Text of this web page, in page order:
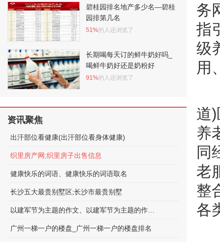
务
指
级
用
道
养
同
老
整
各
碧桂园排名地产多少名—碧桂
园排第几名
51%的人还浏览了
长期喝每天订的鲜牛奶好吗_
喝鲜牛奶好还是奶粉好
91%的人还浏览了
资讯聚焦
出汗部位看健康(出汗部位看身体健康)
织里房产网;织里房子出售信息
健康快乐的词语、健康快乐的词语取名
长沙五大最贵别墅区;长沙市最贵别墅
广州一梯一户的楼盘_广州一梯一户的楼盘排名